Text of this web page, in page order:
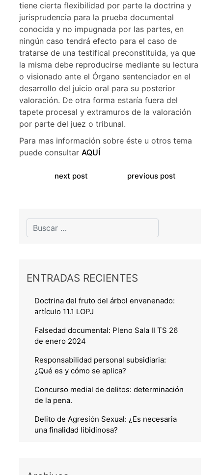
tiene cierta flexibilidad por parte la doctrina y
jurisprudencia para la prueba documental
conocida y no impugnada por las partes, en
ningún caso tendrá efecto para el caso de
tratarse de una testifical preconstituida, ya que
la misma debe reproducirse mediante su lectura
o visionado ante el Órgano sentenciador en el
desarrollo del juicio oral para su posterior
valoración. De otra forma estaría fuera del
tapete procesal y extramuros de la valoración
por parte del juez o tribunal.
Para mas información sobre éste u otros tema
puede consultar AQUÍ
previous post
next post
ENTRADAS RECIENTES
Doctrina del fruto del árbol envenenado:
artículo 11.1 LOPJ
Falsedad documental: Pleno Sala II TS 26
de enero 2024
Responsabilidad personal subsidiaria:
¿Qué es y cómo se aplica?
Concurso medial de delitos: determinación
de la pena.
Delito de Agresión Sexual: ¿Es necesaria
una finalidad libidinosa?